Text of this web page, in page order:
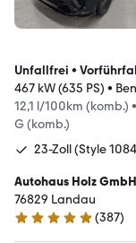
Unfallfrei •
467 kW (635 PS) •
12,1 l/100km (komb.) •
G (komb.)
23-Zoll (Style
Autohaus Holz GmbH
76829 Landau
4.8 Sterne
(387)